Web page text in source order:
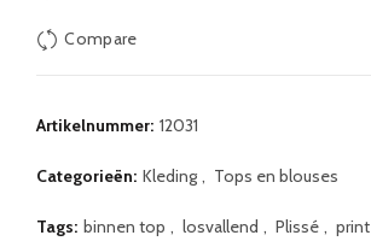
Compare
Artikelnummer: 12031
Categorieën: Kleding , Tops en blouses
Tags: binnen top , losvallend , Plissé , print